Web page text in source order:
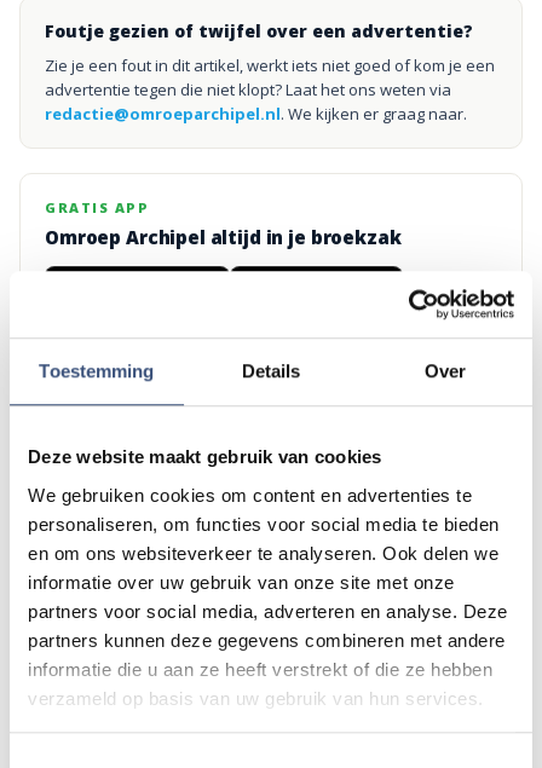
Toestemming Details Over
Deze website maakt gebruik van cookies
We gebruiken cookies om content en advertenties te
personaliseren, om functies voor social media te bieden
en om ons websiteverkeer te analyseren. Ook delen we
informatie over uw gebruik van onze site met onze
partners voor social media, adverteren en analyse. Deze
partners kunnen deze gegevens combineren met andere
informatie die u aan ze heeft verstrekt of die ze hebben
verzameld op basis van uw gebruik van hun services.
Foutje gezien of twijfel over een advertentie?
Zie je een fout in dit artikel, werkt iets niet goed of kom je een
advertentie tegen die niet klopt? Laat het ons weten via
redactie@omroeparchipel.nl. We kijken er graag naar.
GRATIS APP
Omroep Archipel altijd in je broekzak
Lees ook
CULTUUR
Vier generaties exposeren met christelijke
kunst in Hervormde Kerk Oude-Tonge
zaterdag 8 augustus
112
Wielrenner overleden na onwelwording bij
Den Bommel
vrijdag 7 augustus